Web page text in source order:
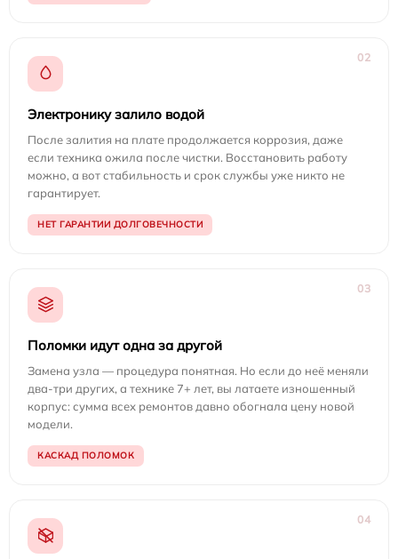
02
Электронику залило водой
После залития на плате продолжается коррозия, даже
если техника ожила после чистки. Восстановить работу
можно, а вот стабильность и срок службы уже никто не
гарантирует.
НЕТ ГАРАНТИИ ДОЛГОВЕЧНОСТИ
03
Поломки идут одна за другой
Замена узла — процедура понятная. Но если до неё меняли
два-три других, а технике 7+ лет, вы латаете изношенный
корпус: сумма всех ремонтов давно обогнала цену новой
модели.
КАСКАД ПОЛОМОК
04